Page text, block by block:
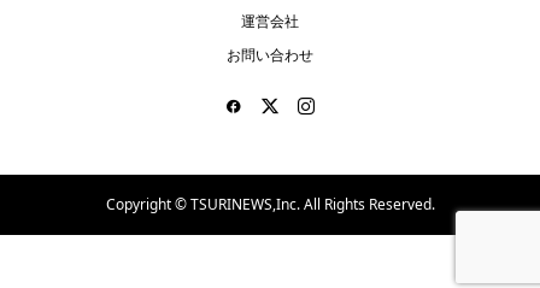
運営会社
お問い合わせ
Copyright ©TSURINEWS,Inc. All Rights Reserved.